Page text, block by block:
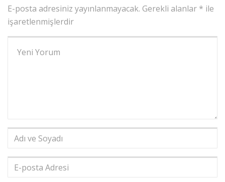
E-posta adresiniz yayınlanmayacak. Gerekli alanlar * ile
işaretlenmişlerdir
Adı
Soyadı*
posta